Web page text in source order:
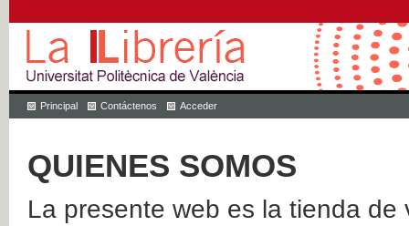
Principal Contáctenos Acceder
QUIENES SOMOS
La presente web es la tienda